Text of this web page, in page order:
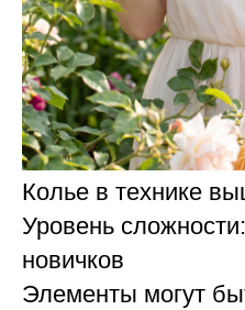
Колье в технике
Уровень
новичков
Элементы могут